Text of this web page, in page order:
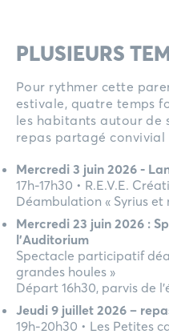
PLUSIEURS
Pour rythmer cette
estivale, quatre temps
les habitants autour de
repas partagé convivial
Mercredi 3 juin 2026 -
17h-17h30 • R.E.V.E.
Déambulation « Syrius et
Mercredi 23 juin 2026 :
l’Auditorium
Spectacle participatif
grandes houles »
Départ 16h30, parvis de
Jeudi 9 juillet 2026 –
19h-20h30 • Les Petites